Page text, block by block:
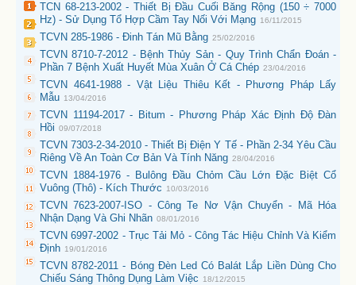
TCN 68-213-2002 - Thiết Bị Đầu Cuối Băng Rộng (150 ÷ 7000
Hz) - Sử Dụng Tổ Hợp Cầm Tay Nối Với Mạng 16/11/2015
TCVN 285-1986 - Đinh Tán Mũ Bằng 25/02/2016
TCVN 8710-7-2012 - Bệnh Thủy Sản - Quy Trình Chẩn Đoán -
Phần 7 Bệnh Xuất Huyết Mùa Xuân Ở Cá Chép 23/04/2016
TCVN 4641-1988 - Vật Liệu Thiêu Kết - Phương Pháp Lấy
Mẫu 13/04/2016
TCVN 11194-2017 - Bitum - Phương Pháp Xác Định Độ Đàn
Hồi 09/07/2018
TCVN 7303-2-34-2010 - Thiết Bị Điện Y Tế - Phần 2-34 Yêu Cầu
Riêng Về An Toàn Cơ Bản Và Tính Năng 28/04/2016
TCVN 1884-1976 - Bulông Đầu Chỏm Cầu Lớn Đặc Biệt Cổ
Vuông (Thô) - Kích Thước
10/03/2016
TCVN 7623-2007-ISO - Công Te Nơ Vận Chuyển - Mã Hóa
Nhận Dạng Và Ghi Nhãn 08/01/2016
TCVN 6997-2002 - Trục Tải Mỏ - Công Tác Hiệu Chỉnh Và Kiểm
Định 19/01/2016
TCVN 8782-2011 - Bóng Đèn Led Có Balát Lắp Liền Dùng Cho
Chiếu Sáng Thông Dụng Làm Việc
18/12/2015